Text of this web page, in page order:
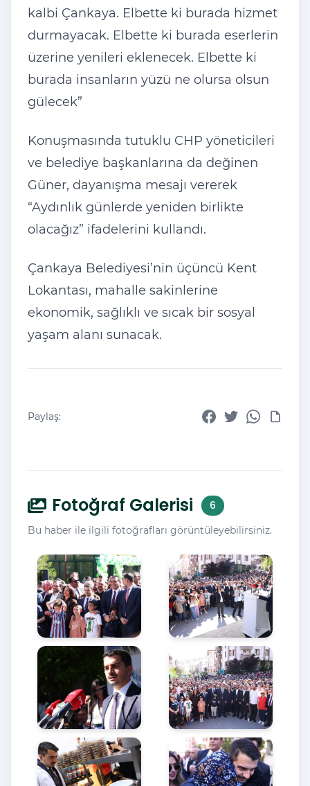
kalbi Çankaya. Elbette ki burada hizmet
durmayacak. Elbette ki burada eserlerin
üzerine yenileri eklenecek. Elbette ki
burada insanların yüzü ne olursa olsun
gülecek”
Konuşmasında tutuklu CHP yöneticileri
ve belediye başkanlarına da değinen
Güner, dayanışma mesajı vererek
“Aydınlık günlerde yeniden birlikte
olacağız” ifadelerini kullandı.
Çankaya Belediyesi’nin üçüncü Kent
Lokantası, mahalle sakinlerine
ekonomik, sağlıklı ve sıcak bir sosyal
yaşam alanı sunacak.
Paylaş:
Fotoğraf Galerisi 6
Bu haber ile ilgili fotoğrafları görüntüleyebilirsiniz.